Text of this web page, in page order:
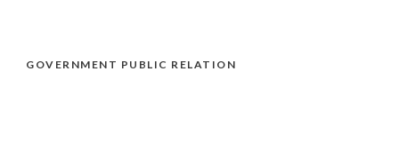
GOVERNMENT PUBLIC RELATION